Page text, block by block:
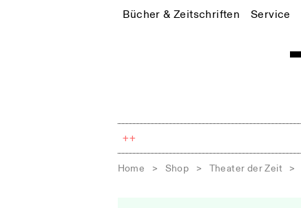
Bücher & Zeitschriften Service
++
Home > Shop > Theater der Zeit >